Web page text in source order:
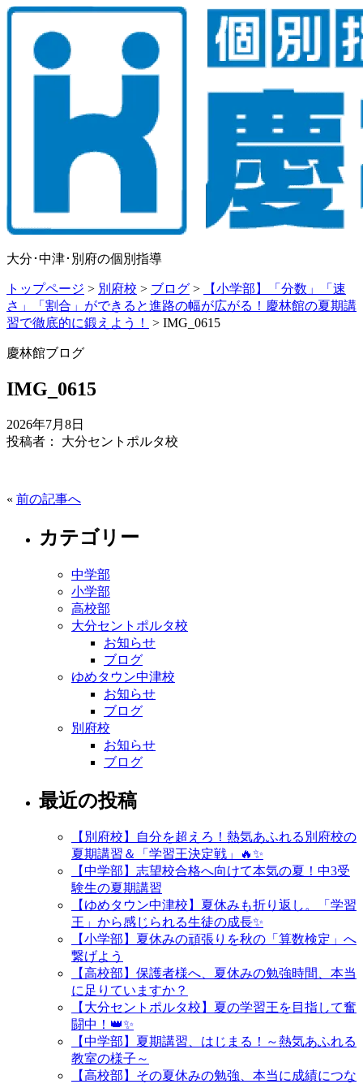
大分･中津･別府の個別指導
トップページ > 別府校 > ブログ >
【小学部】「分数」「速
さ」「割合」ができると進路の幅が広がる！慶林館の夏期講
習で徹底的に鍛えよう！
> IMG_0615
慶林館ブログ
IMG_0615
2026年7月8日
投稿者： 大分セントポルタ校
« 前の記事へ
カテゴリー
中学部
小学部
高校部
大分セントポルタ校
お知らせ
ブログ
ゆめタウン中津校
お知らせ
ブログ
別府校
お知らせ
ブログ
最近の投稿
【別府校】自分を超えろ！熱気あふれる別府校の
夏期講習＆「学習王決定戦」🔥✨
【中学部】志望校合格へ向けて本気の夏！中3受
験生の夏期講習
【ゆめタウン中津校】夏休みも折り返し。「学習
王」から感じられる生徒の成長✨
【小学部】夏休みの頑張りを秋の「算数検定」へ
繋げよう
【高校部】保護者様へ、夏休みの勉強時間、本当
に足りていますか？
【大分セントポルタ校】夏の学習王を目指して奮
闘中！👑✨
【中学部】夏期講習、はじまる！～熱気あふれる
教室の様子～
【高校部】その夏休みの勉強、本当に成績につな